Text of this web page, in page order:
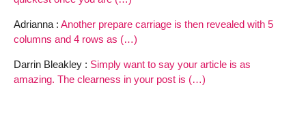
Adrianna : Another prepare carriage is then revealed with 5
columns and 4 rows as (…)
Darrin Bleakley : Simply want to say your article is as
amazing. The clearness in your post is (…)